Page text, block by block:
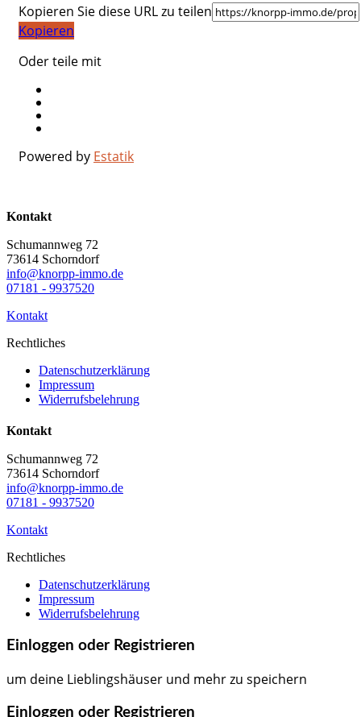
Kopieren Sie diese URL zu teilen
Kopieren
Oder teile mit
Powered by Estatik
Kontakt
Schumannweg 72
73614 Schorndorf
info@knorpp-immo.de
07181 - 9937520
Kontakt
Rechtliches
Datenschutzerklärung
Impressum
Widerrufsbelehrung
Kontakt
Schumannweg 72
73614 Schorndorf
info@knorpp-immo.de
07181 - 9937520
Kontakt
Rechtliches
Datenschutzerklärung
Impressum
Widerrufsbelehrung
Einloggen oder Registrieren
um deine Lieblingshäuser und mehr zu speichern
Einloggen oder Registrieren